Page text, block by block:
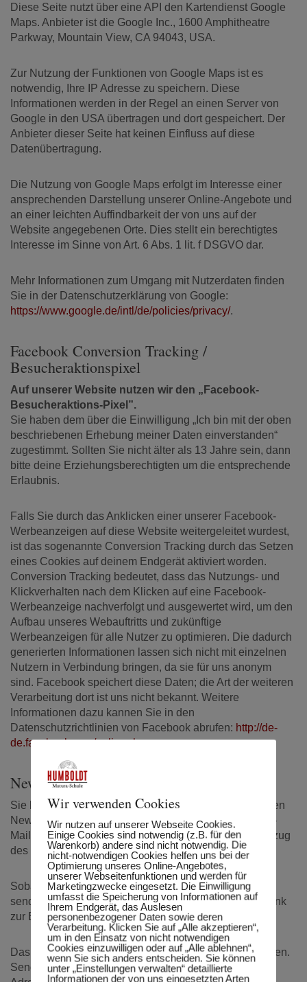
Diese Seite nutzt über eine API den Kartendienst Google
Maps. Anbieter ist die Google Inc., 1600 Amphitheatre
Parkway, Mountain View, CA 94043, USA.
Zur Nutzung der Funktionen von Google Maps ist es
notwendig, Ihre IP Adresse zu speichern. Diese
Informationen werden in der Regel an einen Server von
Google in den USA übertragen und dort gespeichert. Der
Anbieter dieser Seite hat keinen Einfluss auf diese
Datenübertragung.
Die Nutzung von Google Maps erfolgt im Interesse einer
ansprechenden Darstellung unserer Online-Angebote und
an einer leichten Auffindbarkeit der von uns auf der
Website angegebenen Orte. Dies stellt ein berechtigtes
Interesse im Sinne von Art. 6 Abs. 1 lit. f DSGVO dar.
Mehr Informationen zum Umgang mit Nutzerdaten finden
Sie in der Datenschutzerklärung von Google:
https://www.google.de/intl/de/policies/privacy/.
Facebook Conversion Tracking /
Besucheraktionspixel
Auf unserer Website nutzen wir den „Facebook-
Besucheraktions-Pixel”.
Sie haben dem über die Einwilligung „Ich bin mit der oben
beschriebenen Erhebung meiner Daten einverstanden“
zugestimmt. Sollten Sie nicht älter als 13 Jahre sein, dann
bitte deine Erziehungsberechtigten um die entsprechende
Erlaubnis.
Falls Sie durch das Anklicken einer unserer Facebook-
Werbeanzeigen auf diese Website weitergeleitet wurdest,
ist das sogenannte Conversion Tracking durch das Setzen
eines Cookies auf deinem Endgerät aktiviert worden.
Conversion Tracking bedeutet, dass das Nutzungs- und
Klickverhalten nach dem Klicken auf eine Facebook-
Werbeanzeige nachverfolgt und ausgewertet wird, um den
Aufbau unseres Webauftritts und zukünftige
Werbeanzeigen für alle Nutzer zu optimieren. Die dadurch
generierten Informationen lassen sich nicht mit einzelnen
Nutzern in Verbindung bringen, da sie für uns anonym
sind. Facebook speichert diese Daten; die Art der weiteren
Verarbeitung dort ist uns nicht bekannt. Weitere
Informationen dazu kannen Sie in den
Datenschutzrichtlinien von Facebook abrufen: http://de-
de.facebook.com/policy.php
Newsletter
Sie haben die Möglichkeit, über unsere Website unseren
Newsletter zu abonnieren. Hierfür benötigen wir Ihre E-
Mail-Adresse und ihre Erklärung, dass Sie mit dem Bezug
des Newsletters einverstanden sind.
Sobald Sie sich für den Newsletter angemeldet haben,
senden wir Ihnen ein Bestätigungs-E-Mail mit einem Link
zur Bestätigung der Anmeldung.
Das Abo des Newsletters können Sie jederzeit stornieren.
Senden Sie Ihre Stornierung bitte an folgende E-Mail-
Wir verwenden Cookies
Wir nutzen auf unserer Webseite Cookies.
Einige Cookies sind notwendig (z.B. für den
Warenkorb) andere sind nicht notwendig. Die
nicht-notwendigen Cookies helfen uns bei der
Optimierung unseres Online-Angebotes,
unserer Webseitenfunktionen und werden für
Marketingzwecke eingesetzt. Die Einwilligung
umfasst die Speicherung von Informationen auf
Ihrem Endgerät, das Auslesen
personenbezogener Daten sowie deren
Verarbeitung. Klicken Sie auf „Alle akzeptieren“,
um in den Einsatz von nicht notwendigen
Cookies einzuwilligen oder auf „Alle ablehnen“,
wenn Sie sich anders entscheiden. Sie können
unter „Einstellungen verwalten“ detaillierte
Informationen der von uns eingesetzten Arten